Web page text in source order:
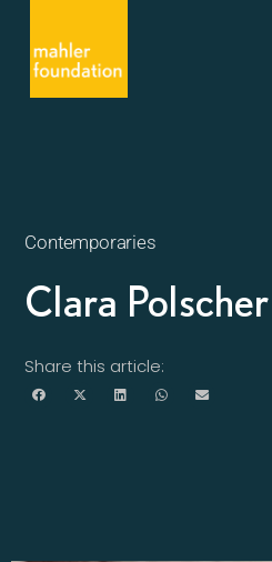
Contemporaries
Clara Polscher
Share this article: